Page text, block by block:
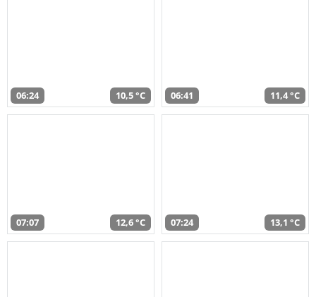
06:24 10,5 °C 06:41 11,4 °C
07:07 12,6 °C 07:24 13,1 °C